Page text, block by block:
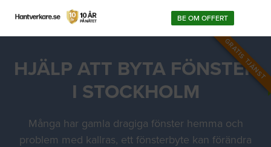
BE OM OFFERT
GRATIS TJÄNST
HJÄLP ATT BYTA FÖNSTER
I STOCKHOLM
Många har gamla dragiga fönster hemma och
problem med kallras, ett fönsterbyte kan förändra